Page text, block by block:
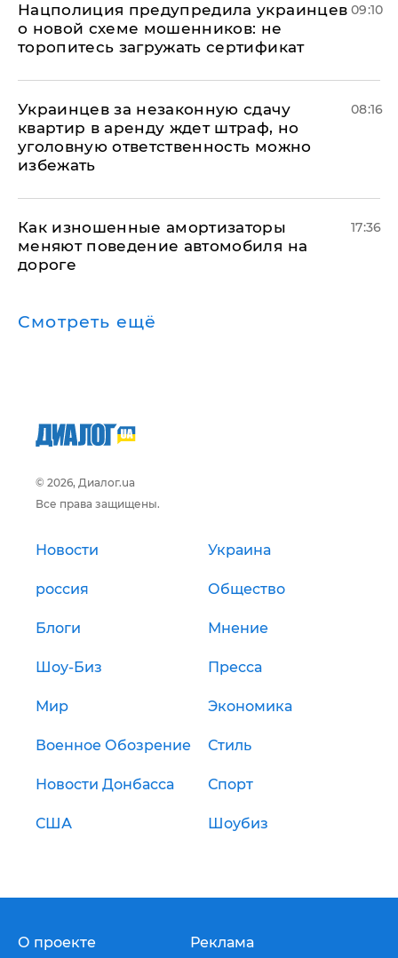
Нацполиция предупредила украинцев
о новой схеме мошенников: не
торопитесь загружать сертификат
09:10
Украинцев за незаконную сдачу
квартир в аренду ждет штраф, но
уголовную ответственность можно
избежать
08:16
Как изношенные амортизаторы
меняют поведение автомобиля на
дороге
17:36
Смотреть ещё
© 2026, Диалог.ua
Все права защищены.
Новости Украина
россия Общество
Блоги Мнение
Шоу-Биз Пресса
Мир Экономика
Военное Обозрение Стиль
Новости Донбасса Спорт
США Шоубиз
О проекте Реклама